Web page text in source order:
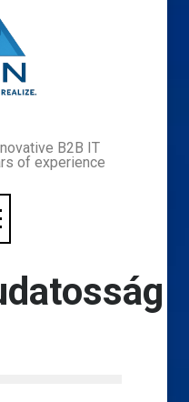
B2B IT
of experience